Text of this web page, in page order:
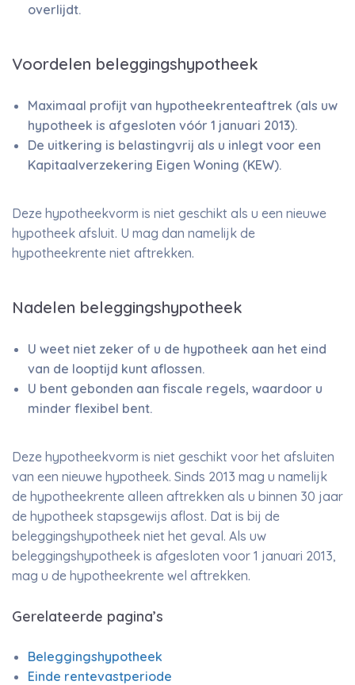
overlijdt.
Voordelen beleggingshypotheek
Maximaal profijt van hypotheekrenteaftrek (als uw
hypotheek is afgesloten vóór 1 januari 2013).
De uitkering is belastingvrij als u inlegt voor een
Kapitaalverzekering Eigen Woning (KEW).
Deze hypotheekvorm is niet geschikt als u een nieuwe
hypotheek afsluit. U mag dan namelijk de
hypotheekrente niet aftrekken.
Nadelen beleggingshypotheek
U weet niet zeker of u de hypotheek aan het eind
van de looptijd kunt aflossen.
U bent gebonden aan fiscale regels, waardoor u
minder flexibel bent.
Deze hypotheekvorm is niet geschikt voor het afsluiten
van een nieuwe hypotheek. Sinds 2013 mag u namelijk
de hypotheekrente alleen aftrekken als u binnen 30 jaar
de hypotheek stapsgewijs aflost. Dat is bij de
beleggingshypotheek niet het geval. Als uw
beleggingshypotheek is afgesloten voor 1 januari 2013,
mag u de hypotheekrente wel aftrekken.
Gerelateerde pagina’s
Beleggingshypotheek
Einde rentevastperiode